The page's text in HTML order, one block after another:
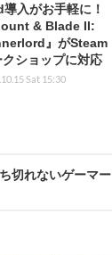
入がお手軽に！
& Blade II:
』がSteam
クショップに対応
Sat 15:30
切れないゲーマー